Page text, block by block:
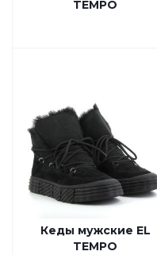
TEMPO
Кеды мужские EL
TEMPO